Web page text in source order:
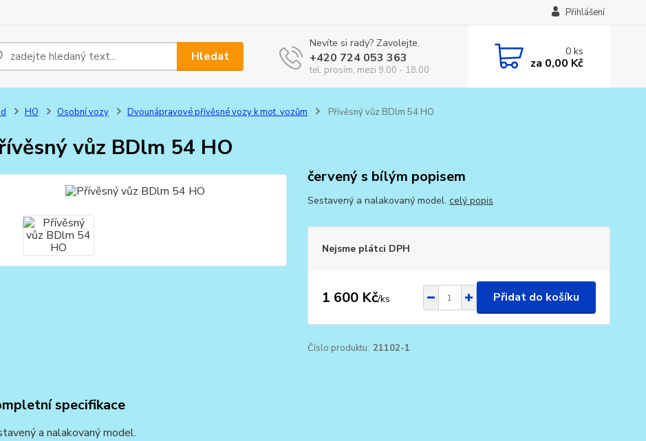
Přihlášení
Hledat
Nevíte si rady? Zavolejte.
+420 724 053 363
tel. prosím, mezi 9.00 - 18.00
0ks
za 0,00 Kč
HO Osobní vozy Dvounápravové přívěsné vozy k mot. vozům Přívěsný vůz BDlm 54 HO
vůz BDlm 54 HO
červený s bílým popisem
Sestavený a nalakovaný model. celý popis
Nejsme plátci DPH
1 600 Kč/ks Přidat do košíku
Číslo produktu: 21102-1
specifikace
a nalakovaný model.